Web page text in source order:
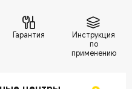
Электротранспорт
Офис
Поддержка
Гарантия
Инструкция
по
применению